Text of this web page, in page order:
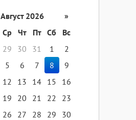
Август 2026
»
Ср Чт Пт Сб
Вс
29 30 31 1
2
5 6 7 8
9
12 13 14 15
16
19 20 21 22
23
26 27 28 29
30